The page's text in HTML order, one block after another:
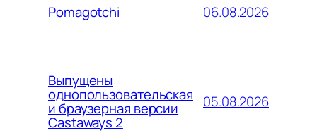
Pomagotchi 06.08.2026
Выпущены
однопользовательская
и браузерная версии
Castaways 2
05.08.2026